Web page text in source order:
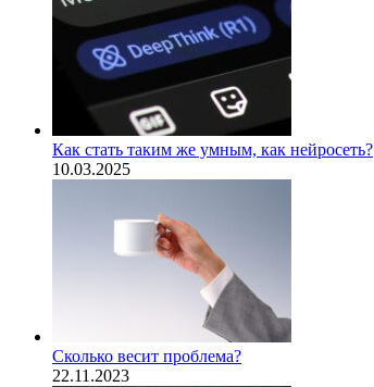
Как стать таким же умным, как нейросеть?
10.03.2025
Сколько весит проблема?
22.11.2023